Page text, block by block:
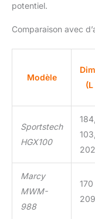
potentiel.
Comparaison avec
Modèle
Sportstech
HGX100
Marcy
MWM-
988